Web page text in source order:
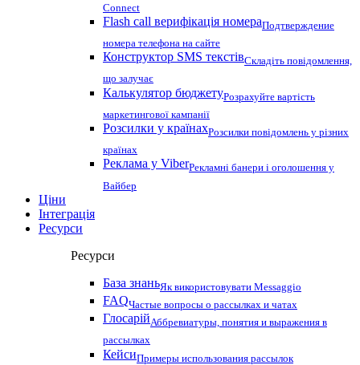
Connect
Flash call верифікація номераПодтверждение
номера телефона на сайте
Конструктор SMS текстівСкладіть повідомлення,
що залучає
Калькулятор бюджетуРозрахуйте вартість
маркетингової кампанії
Розсилки у країнахРозсилки повідомлень у різних
країнах
Реклама у ViberРекламні банери і оголошення у
Вайбер
Ціни
Інтеграція
Ресурси
Ресурси
База знаньЯк використовувати Messaggio
FAQЧастые вопросы о рассылках и чатах
ГлосарійАббревиатуры, понятия и выражения в
рассылках
КейсиПримеры использования рассылок